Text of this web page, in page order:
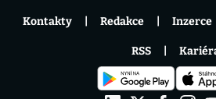
Kontakty Redakce Inzerce
RSS